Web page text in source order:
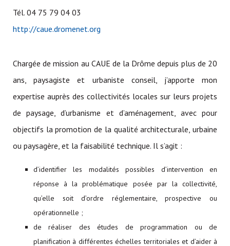
Tél. 04 75 79 04 03
http://caue.dromenet.org
Chargée de mission au CAUE de la Drôme depuis plus de 20
ans, paysagiste et urbaniste conseil, j’apporte mon
expertise auprès des collectivités locales sur leurs projets
de paysage, d’urbanisme et d’aménagement, avec pour
objectifs la promotion de la qualité architecturale, urbaine
ou paysagère, et la faisabilité technique. Il s’agit :
d’identifier les modalités possibles d’intervention en
réponse à la problématique posée par la collectivité,
qu’elle soit d’ordre réglementaire, prospective ou
opérationnelle ;
de réaliser des études de programmation ou de
planification à différentes échelles territoriales et d’aider à